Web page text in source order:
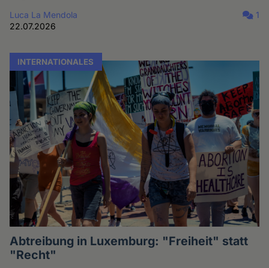
Luca La Mendola
22.07.2026
1
INTERNATIONALES
Abtreibung in Luxemburg: "Freiheit" statt
"Recht"